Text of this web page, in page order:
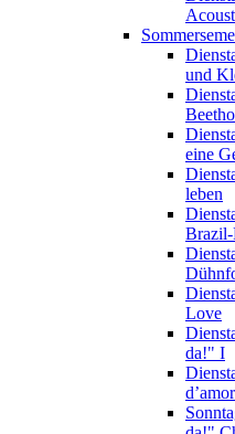
und
eine
leben
Love
da!" I